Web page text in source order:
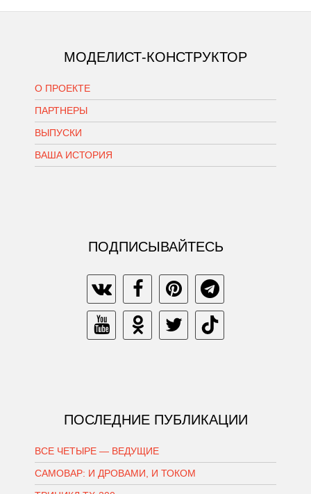
МОДЕЛИСТ-КОНСТРУКТОР
О ПРОЕКТЕ
ПАРТНЕРЫ
ВЫПУСКИ
ВАША ИСТОРИЯ
ПОДПИСЫВАЙТЕСЬ
ПОСЛЕДНИЕ ПУБЛИКАЦИИ
ВСЕ ЧЕТЫРЕ — ВЕДУЩИЕ
САМОВАР: И ДРОВАМИ, И ТОКОМ